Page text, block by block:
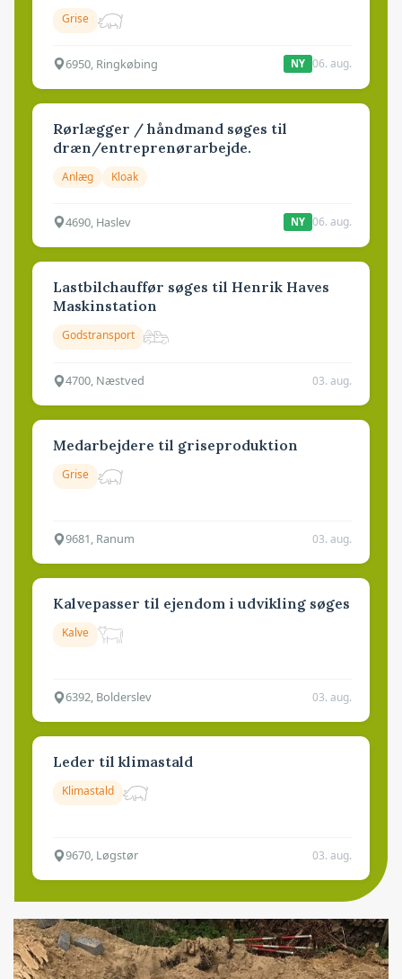
Grise
6950, Ringkøbing NY 06. aug.
Rørlægger / håndmand søges til
dræn/entreprenørarbejde.
Anlæg Kloak
4690, Haslev NY 06. aug.
Lastbilchauffør søges til Henrik Haves
Maskinstation
Godstransport
4700, Næstved 03. aug.
Medarbejdere til griseproduktion
Grise
9681, Ranum 03. aug.
Kalvepasser til ejendom i udvikling søges
Kalve
6392, Bolderslev 03. aug.
Leder til klimastald
Klimastald
9670, Løgstør 03. aug.